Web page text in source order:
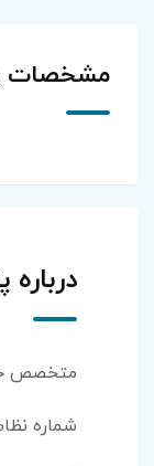
مشخصات
متخصص
شماره نظام